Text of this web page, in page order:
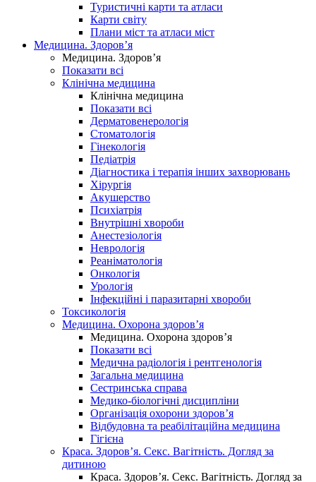
Туристичні карти та атласи
Карти світу
Плани міст та атласи міст
Медицина. Здоров’я
Медицина. Здоров’я
Показати всі
Клінічна медицина
Клінічна медицина
Показати всі
Дерматовенерологія
Стоматологія
Гінекологія
Педіатрія
Діагностика і терапія інших захворювань
Хірургія
Акушерство
Психіатрія
Внутрішні хвороби
Анестезіологія
Неврологія
Реаніматологія
Онкологія
Урологія
Інфекційні і паразитарні хвороби
Токсикологія
Медицина. Охорона здоров’я
Медицина. Охорона здоров’я
Показати всі
Медична радіологія і рентгенологія
Загальна медицина
Сестринська справа
Медико-біологічні дисципліни
Організація охорони здоров’я
Відбудовна та реабілітаційна медицина
Гігієна
Краса. Здоров’я. Секс. Вагітність. Догляд за
дитиною
Краса. Здоров’я. Секс. Вагітність. Догляд за